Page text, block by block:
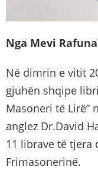
Nga Mevi Rafuna
Në dimrin e vitit
gjuhën shqipe
Masoneri të Lirë”
anglez Dr.David
11 librave të tjera
Frimasonerinë.